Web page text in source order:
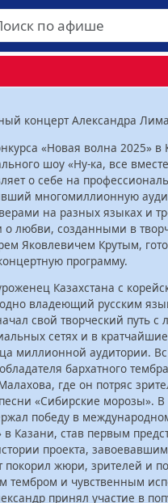
концерт Александра
«Новая волна 2025» в
шоу «Ну-ка, все
о себе на
многомиллионную
на разных языках и
о любви, созданными в
Яковлевичем Крутым,
программу.
Казахстана с
владеющий русским
свой творческий путь с
сетях и в
миллионной аудитории.
бархатного
где он потряс
«Сибирские морозы». В
победу в
в Казани, став первым
проекта,
покорил жюри, зрителей и
тембром и чувственным
принял участие в